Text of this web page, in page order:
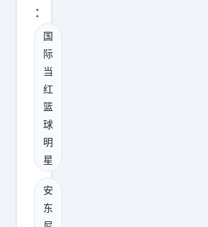
个
不
该
有
的
责
任
扣
湖
人
头
交
易
浓
眉
哥
，
又
不
提
前
续
：
国
际
当
红
篮
球
明
星
安
东